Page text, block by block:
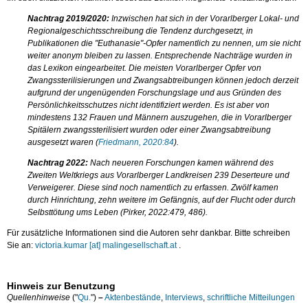
Nachtrag 2019/2020:Inzwischen hat sich in der Vorarlberger Lokal- und
Regionalgeschichtsschreibung die Tendenz durchgesetzt, in
Publikationen die "Euthanasie"-Opfer namentlich zu nennen, um sie nicht
weiter anonym bleiben zu lassen. Entsprechende Nachträge wurden in
das Lexikon eingearbeitet. Die meisten Vorarlberger Opfer von
Zwangssterilisierungen und Zwangsabtreibungen können jedoch derzeit
aufgrund der ungenügenden Forschungslage und aus Gründen des
Persönlichkeitsschutzes nicht identifiziert werden. Es ist aber von
mindestens 132 Frauen und Männern auszugehen, die in Vorarlberger
Spitälern zwangssterilisiert wurden oder einer Zwangsabtreibung
ausgesetzt waren (Friedmann, 2020:84).
Nachtrag 2022:Nach neueren Forschungen kamen während des
Zweiten Weltkriegs aus Vorarlberger Landkreisen 239 Deserteure und
Verweigerer. Diese sind noch namentlich zu erfassen. Zwölf kamen
durch Hinrichtung, zehn weitere im Gefängnis, auf der Flucht oder durch
Selbsttötung ums Leben (Pirker, 2022:479, 486).
Für zusätzliche Informationen sind die Autoren sehr dankbar. Bitte schreiben
Sie an:victoria.kumar [at] malingesellschaft.at.
Hinweis zur Benutzung
Quellenhinweise("Qu. ") –Aktenbestände Interviews, schriftliche Mitteilungen